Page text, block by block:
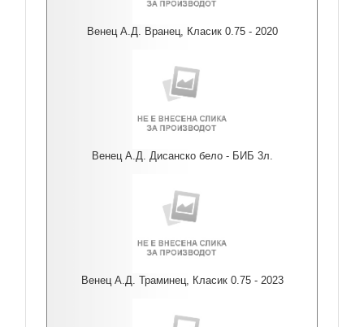
Венец А.Д. Вранец, Класик 0.75 - 2020
Венец А.Д. Дисанско бело - БИБ 3л.
Венец А.Д. Траминец, Класик 0.75 - 2023